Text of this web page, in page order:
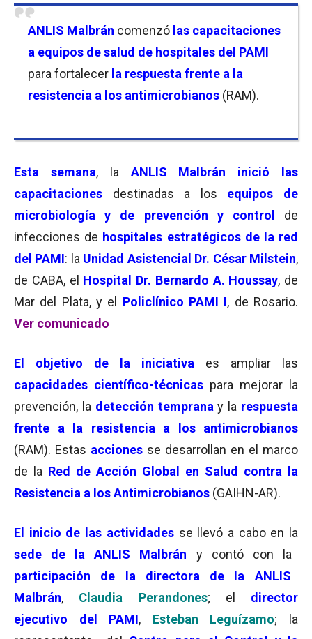
ANLIS Malbrán comenzó las capacitaciones
a equipos de salud de hospitales del PAMI
para fortalecer la respuesta frente a la
resistencia a los antimicrobianos (RAM).
Esta semana, la
ANLIS Malbrán inició las
capacitaciones destinadas a los equipos de
microbiología y de prevención y control
de
infecciones de hospitales estratégicos de la red
del PAMI: la Unidad Asistencial Dr. César Milstein,
de CABA, el Hospital Dr. Bernardo A. Houssay, de
Mar del Plata, y el
Policlínico PAMI I, de Rosario.
Ver comunicado
El objetivo de la iniciativa
es ampliar las
capacidades científico-técnicas para mejorar la
prevención, la detección temprana y la respuesta
frente a la resistencia a los antimicrobianos
(RAM). Estas acciones se desarrollan en el marco
de la Red de Acción Global en Salud contra la
Resistencia a los Antimicrobianos (GAIHN-AR).
El inicio de las actividadesse llevó a cabo en la
sede de la ANLIS Malbrán y contó con la
participación de la directora de la ANLIS
Malbrán, Claudia Perandones; el director
ejecutivo del PAMI, Esteban Leguízamo; la